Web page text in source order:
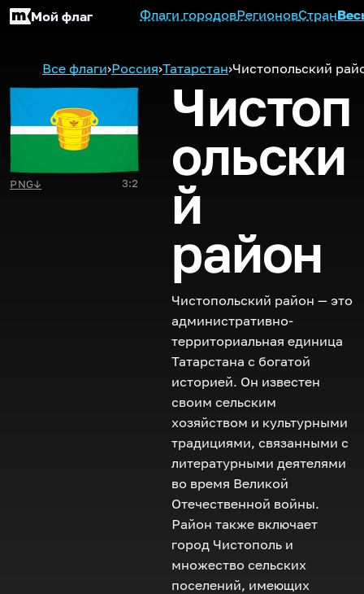
Мой флаг Флаги городовРегионовСтран
Все флаги›Россия›Татарстан›Чистопольский
PNG↓ 3:2
Чистоп
ольски
й
район
Чистопольский район — это
административно-
территориальная единица
Татарстана с богатой
историей. Он известен
своим сельским
хозяйством и культурными
традициями, связанными с
литературными деятелями
во время Великой
Отечественной войны.
Район также включает
город Чистополь и
множество сельских
поселений, имеющих